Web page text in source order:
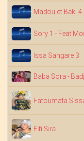
Madou et Baki
Sory 1 - Feat
Issa Sangare 3
Baba Sora -
Fatoumata
Fifi Sira